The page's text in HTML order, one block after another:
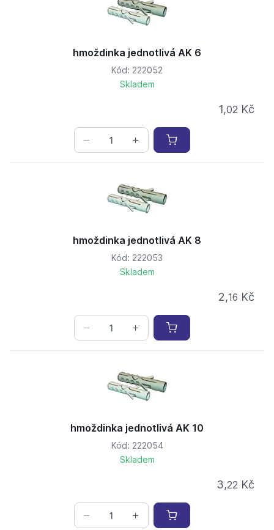
hmoždinka jednotlivá AK 6
Kód: 222052
Skladem
1,02 Kč
hmoždinka jednotlivá AK 8
Kód: 222053
Skladem
2,16 Kč
hmoždinka jednotlivá AK 10
Kód: 222054
Skladem
3,22 Kč